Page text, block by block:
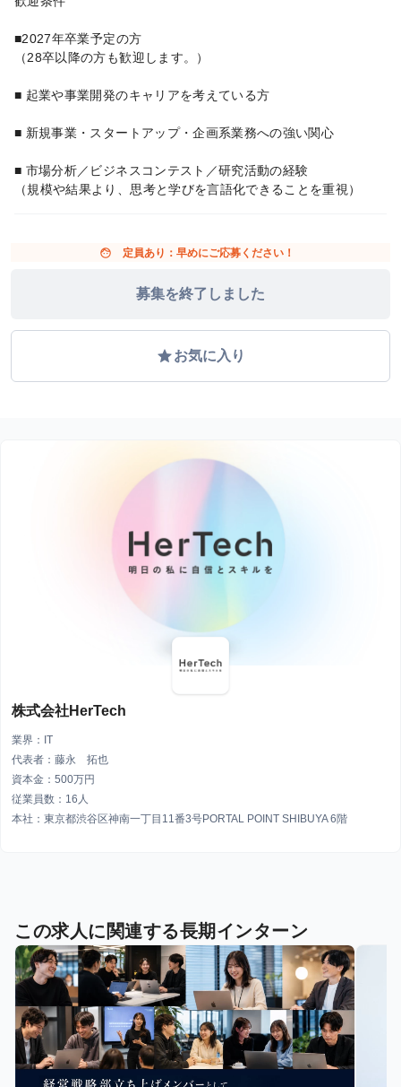
■2027年卒業予定の方
（28卒以降の方も歓迎します。）
■ 起業や事業開発のキャリアを考えている方
■ 新規事業・スタートアップ・企画系業務への強い関心
■ 市場分析／ビジネスコンテスト／研究活動の経験
（規模や結果より、思考と学びを言語化できることを重視）
face 定員あり：早めにご応募ください！
募集を終了しました
gradeお気に入り
株式会社HerTech
業界：IT
代表者：藤永 拓也
資本金：500万円
従業員数：16人
本社：東京都渋谷区神南一丁目11番3号PORTAL POINT SHIBUYA 6階
この求人に関連する長期インターン